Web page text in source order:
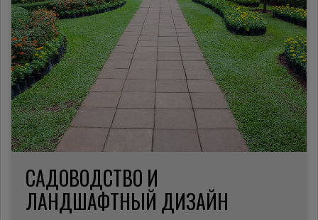
САДОВОДСТВО И
ЛАНДШАФТНЫЙ ДИЗАЙН